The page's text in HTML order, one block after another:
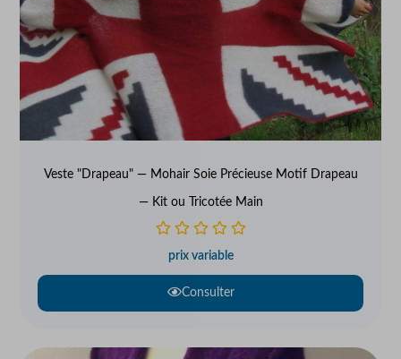
Veste "Drapeau" — Mohair Soie Précieuse Motif Drapeau
— Kit ou Tricotée Main
prix variable
Consulter